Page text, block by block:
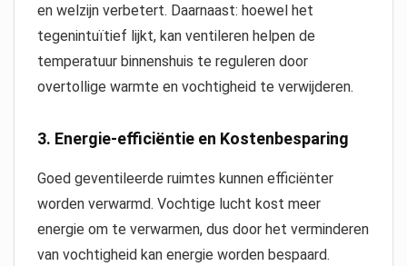
en welzijn verbetert. Daarnaast: hoewel het
tegenintuïtief lijkt, kan ventileren helpen de
temperatuur binnenshuis te reguleren door
overtollige warmte en vochtigheid te verwijderen.
3. Energie-efficiëntie en Kostenbesparing
Goed geventileerde ruimtes kunnen efficiënter
worden verwarmd. Vochtige lucht kost meer
energie om te verwarmen, dus door het verminderen
van vochtigheid kan energie worden bespaard.